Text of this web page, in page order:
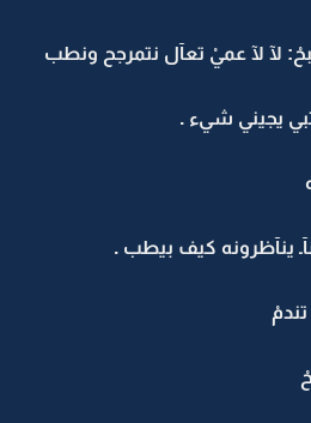
لآ لآ عميْ تعآل نتمرجح ونطب
يجيني شيء .
ينآظرونه كيف بيطب .